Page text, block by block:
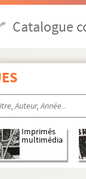
Catalogue
Imprimés
multimédia